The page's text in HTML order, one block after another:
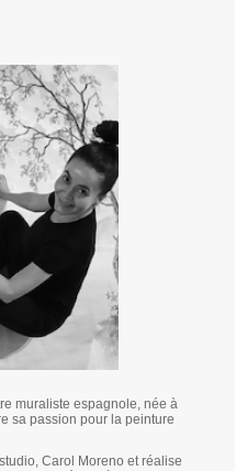
muraliste espagnole, née à
sa passion pour la peinture
Carol Moreno et réalise